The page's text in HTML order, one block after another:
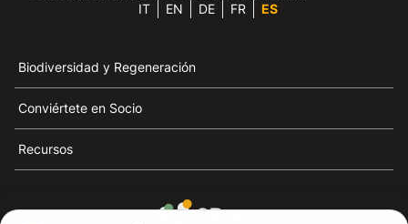
IT EN DE FR ES
Biodiversidad y Regeneración
Conviértete en Socio
Recursos